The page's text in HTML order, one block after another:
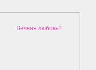
Вечная любовь?